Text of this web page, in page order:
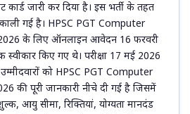
जारी कर दिया है। इस भर्ती के तहत
गई है। HPSC PGT Computer
के लिए ऑनलाइन आवेदन 16 फरवरी
किए गए थे। परीक्षा 17 मई 2026
को HPSC PGT Computer
की पूरी जानकारी नीचे दी गई है जिसमें
आयु सीमा, रिक्तियां, योग्यता मानदंड